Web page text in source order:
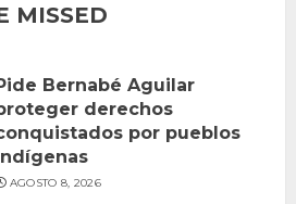
MISSED
Bernabé Aguilar
derechos
por pueblos
AGOSTO 8, 2026